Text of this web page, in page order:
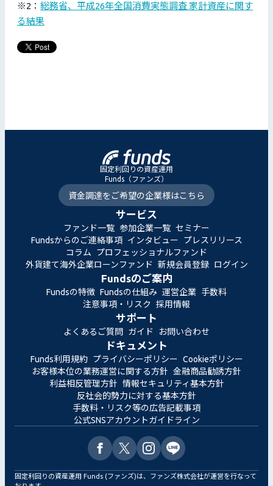
※2： 総務省、平成26年全国消費実態調査 家計資産に関す
る結果
固定利回りの資産運用
Funds（ファンズ）
資金調達をご希望の企業様はこちら
サービス
ファンド一覧 参加企業一覧 セミナー
Fundsからのご連絡事項 インタビュー
プレスリリース
コラム
プロフェッショナルファンド
外貨建て海外企業ローンファンド 新規会員登録 ログイン
Fundsのご案内
Fundsの特徴 Fundsの仕組み 運営企業 手数料
注意事項・リスク
採用情報
サポート
よくあるご質問 ガイド お問い合わせ
ドキュメント
Funds利用規約 プライバシーポリシー Cookieポリシー
お客様本位の業務運営に関する方針 金融商品勧誘方針
利益相反管理方針 情報セキュリティ基本方針
反社会的勢力に対する基本方針
手数料・リスク等の広告記載事項
公式SNSアカウントガイドライン
固定利回りの資産運用 Funds (ファンズ)は、ファンズ株式会社が運営を行なって